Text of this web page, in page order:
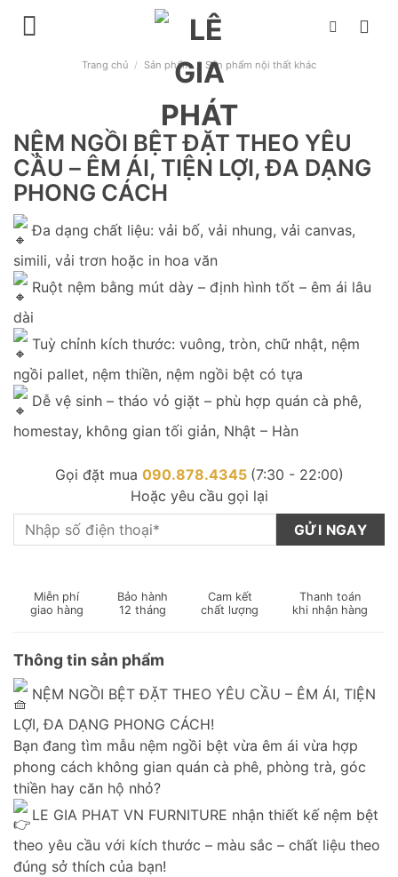
đến
Trang chủ / Sản phẩm / Sản phẩm nội thất khác
NỆM NGỒI BỆT ĐẶT THEO YÊU
CẦU – ÊM ÁI, TIỆN LỢI, ĐA DẠNG
PHONG CÁCH
Đa dạng chất liệu: vải bố, vải nhung, vải canvas,
simili, vải trơn hoặc in hoa văn
Ruột nệm bằng mút dày – định hình tốt – êm ái lâu
dài
Tuỳ chỉnh kích thước: vuông, tròn, chữ nhật, nệm
ngồi pallet, nệm thiền, nệm ngồi bệt có tựa
Dễ vệ sinh – tháo vỏ giặt – phù hợp quán cà phê,
homestay, không gian tối giản, Nhật – Hàn
Gọi đặt mua 090.878.4345 (7:30 - 22:00)
Hoặc yêu cầu gọi lại
Miễn phí
giao hàng
Bảo hành
12 tháng
Cam kết
chất lượng
Thanh toán
khi nhận hàng
Thông tin sản phẩm
NỆM NGỒI BỆT ĐẶT THEO YÊU CẦU – ÊM ÁI, TIỆN
LỢI, ĐA DẠNG PHONG CÁCH!
Bạn đang tìm mẫu nệm ngồi bệt vừa êm ái vừa hợp
phong cách không gian quán cà phê, phòng trà, góc
thiền hay căn hộ nhỏ?
LE GIA PHAT VN FURNITURE nhận thiết kế nệm bệt
theo yêu cầu với kích thước – màu sắc – chất liệu theo
đúng sở thích của bạn!